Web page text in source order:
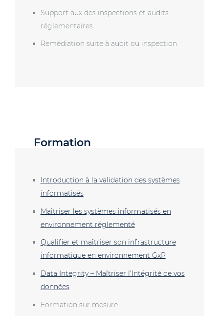
Support aux des inspections et audits
réglementaires
Remédiation suite à audit ou inspection
Formation
Introduction à la validation des systèmes
informatisés
Maîtriser les systèmes informatisés en
environnement réglementé
Qualifier et maîtriser son infrastructure
informatique en environnement GxP
Data Integrity – Maîtriser l’Intégrité de vos
données
Formation sur mesure